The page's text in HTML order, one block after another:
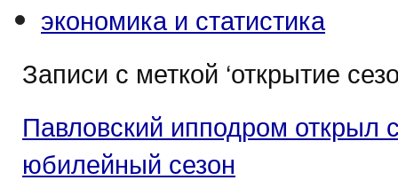
экономика и статистика
Записи с меткой ‘открытие
Павловский ипподром открыл
юбилейный сезон